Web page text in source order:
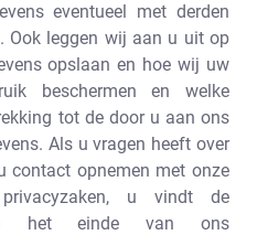
eventueel met derden
Ook leggen wij aan u uit op
opslaan en hoe wij uw
beschermen en welke
tot de door u aan ons
Als u vragen heeft over
contact opnemen met onze
u vindt de
het einde van ons